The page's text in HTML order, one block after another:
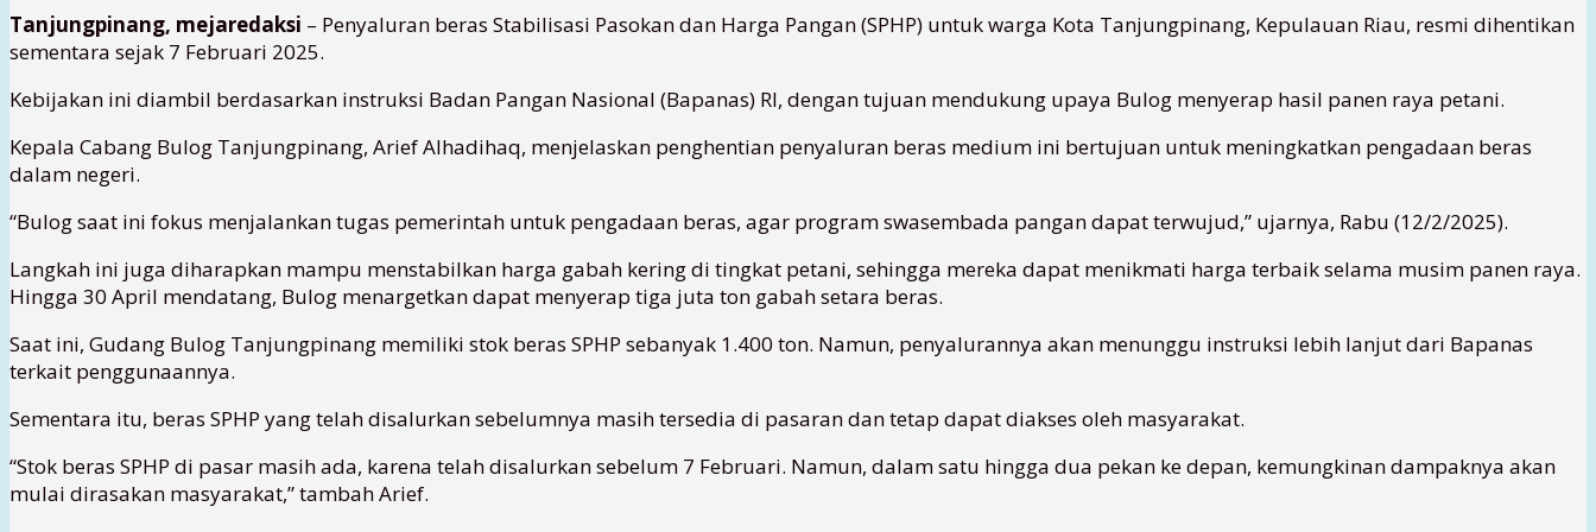
Tanjungpinang, mejaredaksi – Penyaluran beras Stabilisasi Pasokan dan Harga Pangan (SPHP) untuk warga Kota Tanjungpinang, Kepulauan Riau, resmi dihentikan
sementara sejak 7 Februari 2025.
Kebijakan ini diambil berdasarkan instruksi Badan Pangan Nasional (Bapanas) RI, dengan tujuan mendukung upaya Bulog menyerap hasil panen raya petani.
Kepala Cabang Bulog Tanjungpinang, Arief Alhadihaq, menjelaskan penghentian penyaluran beras medium ini bertujuan untuk meningkatkan pengadaan beras
dalam negeri.
“Bulog saat ini fokus menjalankan tugas pemerintah untuk pengadaan beras, agar program swasembada pangan dapat terwujud,” ujarnya, Rabu (12/2/2025).
Langkah ini juga diharapkan mampu menstabilkan harga gabah kering di tingkat petani, sehingga mereka dapat menikmati harga terbaik selama musim panen raya.
Hingga 30 April mendatang, Bulog menargetkan dapat menyerap tiga juta ton gabah setara beras.
Saat ini, Gudang Bulog Tanjungpinang memiliki stok beras SPHP sebanyak 1.400 ton. Namun, penyalurannya akan menunggu instruksi lebih lanjut dari Bapanas
terkait penggunaannya.
Sementara itu, beras SPHP yang telah disalurkan sebelumnya masih tersedia di pasaran dan tetap dapat diakses oleh masyarakat.
“Stok beras SPHP di pasar masih ada, karena telah disalurkan sebelum 7 Februari. Namun, dalam satu hingga dua pekan ke depan, kemungkinan dampaknya akan
mulai dirasakan masyarakat,” tambah Arief.